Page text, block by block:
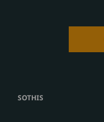
SOTHIS